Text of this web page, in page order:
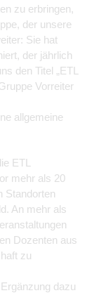
zu erbringen,
der unsere
Sie hat
der jährlich
den Titel „ETL
Vorreiter
allgemeine
ETL
mehr als 20
Standorten
An mehr als
Dozenten aus
zu
dazu